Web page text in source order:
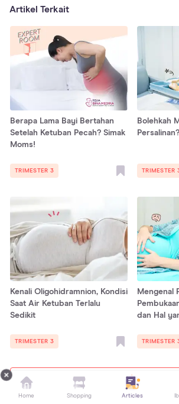
Artikel Terkait
Tampilkan lebih banyak
Berapa Lama Bayi Bertahan
Setelah Ketuban Pecah? Simak
Moms!
TRIMESTER 3
Bolehkah
Persalinan?
TRIMESTER
Kenali Oligohidramnion, Kondisi
Saat Air Ketuban Terlalu
Sedikit
TRIMESTER 3
Mengenal
dan Hal
TRIMESTER
Home Shopping Articles